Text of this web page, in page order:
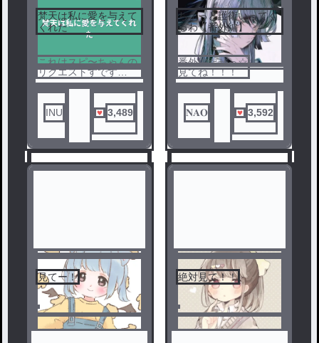
1 2
梵天は私に愛を与えて
くれた
これはスピ〜ちゃんの
リクエストすです
見ていってねぇ
いいねコメントよろぴ
く
最近ネタが思いつかん
((雑談すな
INU 3,489
3
ちょっと護衛いってく
るわ【番外編】
番外編だぜっ☆
見てね！！！
𝐍𝐀𝐎 3,592
4
見てー！ 絶対見て！！